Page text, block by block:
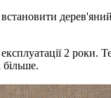
2 роки.
більше.